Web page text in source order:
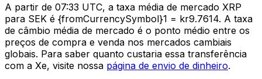
A partir de 07:33 UTC, a taxa média de mercado XRP
para SEK é {fromCurrencySymbol}1 = kr9.7614. A taxa
de câmbio média de mercado é o ponto médio entre os
preços de compra e venda nos mercados cambiais
globais. Para saber quanto custaria essa transferência
com a Xe, visite nossa página de envio de dinheiro.